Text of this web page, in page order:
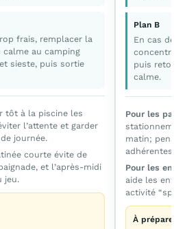
frais, remplacer la
au camping
sieste, puis sortie
tôt à la piscine les
l’attente et garder
journée.
courte évite de
et l’après-midi
jeu.
Plan B
En cas de
concentrer
puis retour
calme.
Pour les
matin;
adhérentes.
Pour les
aide les
activité
À préparer